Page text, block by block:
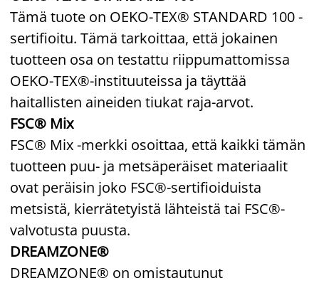
Tämä tuote on OEKO-TEX® STANDARD 100 -
sertifioitu. Tämä tarkoittaa, että jokainen
tuotteen osa on testattu riippumattomissa
OEKO-TEX®-instituuteissa ja täyttää
haitallisten aineiden tiukat raja-arvot.
FSC® Mix
FSC® Mix -merkki osoittaa, että kaikki tämän
tuotteen puu- ja metsäperäiset materiaalit
ovat peräisin joko FSC®-sertifioiduista
metsistä, kierrätetyistä lähteistä tai FSC®-
valvotusta puusta.
DREAMZONE®
DREAMZONE® on omistautunut